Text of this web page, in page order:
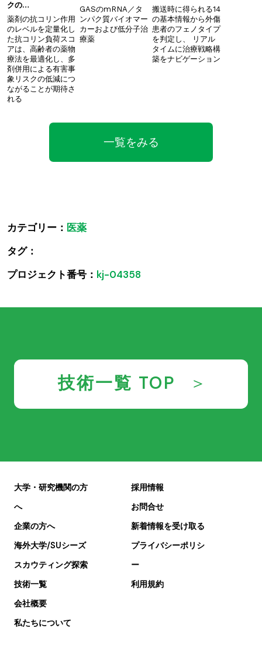
クの…
薬剤の抗コリン作用
のレベルを定量化し
た抗コリン負荷スコ
アは、高齢者の薬物
療法を最適化し、多
剤併用による有害事
象リスクの低減につ
ながることが期待さ
れる
GASのmRNA／タ
ンパク質バイオマー
カーおよび低分子治
療薬
搬送時に得られる14
の基本情報から外傷
患者のフェノタイプ
を判定し、 ​リアル
タイムに治療戦略構
築をナビゲーション
一覧をみる
カテゴリー： 医薬
タグ：
プロジェクト番号： kj-04358
技術一覧 TOP
大学・研究機関の方
へ
企業の方へ
海外大学/SUシーズ
スカウティング探索
技術一覧
会社概要
私たちについて
採用情報
お問合せ
新着情報を受け取る
プライバシーポリシ
ー
利用規約